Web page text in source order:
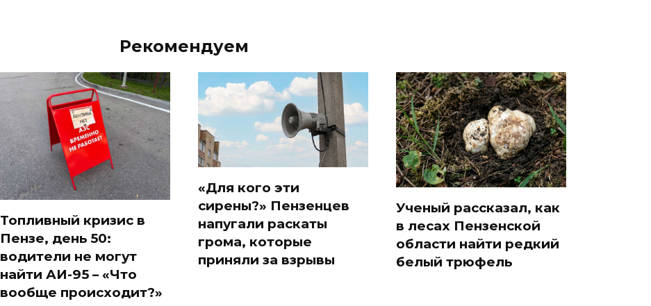
Рекомендуем
Топливный кризис в
Пензе, день 50:
водители не могут
найти АИ-95 – «Что
вообще происходит?»
«Для кого эти
сирены?» Пензенцев
напугали раскаты
грома, которые
приняли за взрывы
Ученый рассказал, как
в лесах Пензенской
области найти редкий
белый трюфель